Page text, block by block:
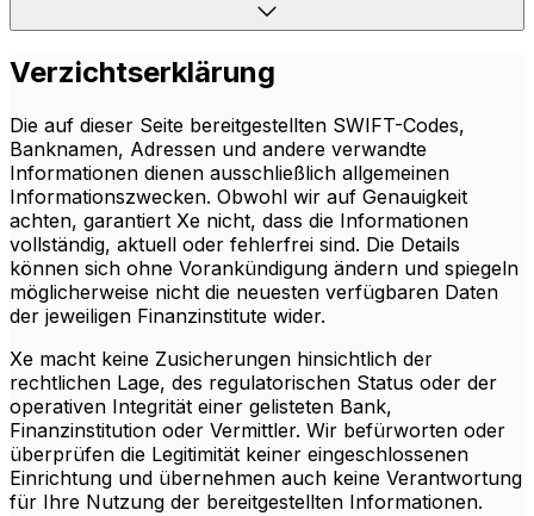
Verzichtserklärung
Die auf dieser Seite bereitgestellten SWIFT-Codes,
Banknamen, Adressen und andere verwandte
Informationen dienen ausschließlich allgemeinen
Informationszwecken. Obwohl wir auf Genauigkeit
achten, garantiert Xe nicht, dass die Informationen
vollständig, aktuell oder fehlerfrei sind. Die Details
können sich ohne Vorankündigung ändern und spiegeln
möglicherweise nicht die neuesten verfügbaren Daten
der jeweiligen Finanzinstitute wider.
Xe macht keine Zusicherungen hinsichtlich der
rechtlichen Lage, des regulatorischen Status oder der
operativen Integrität einer gelisteten Bank,
Finanzinstitution oder Vermittler. Wir befürworten oder
überprüfen die Legitimität keiner eingeschlossenen
Einrichtung und übernehmen auch keine Verantwortung
für Ihre Nutzung der bereitgestellten Informationen.